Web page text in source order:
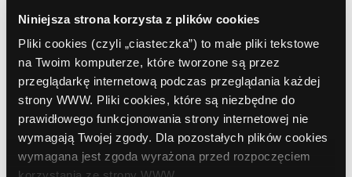
Niniejsza strona korzysta z plików cookies
Pliki cookies (czyli „ciasteczka”) to małe pliki tekstowe
na Twoim komputerze, które tworzone są przez
przeglądarkę internetową podczas przeglądania każdej
strony WWW. Pliki cookies, które są niezbędne do
prawidłowego funkcjonowania strony internetowej nie
wymagają Twojej zgody. Dla pozostałych plików cookies
wymagana jest zgoda wyrażona przed rozpoczęciem
Bank Millennium S.A. , Włocławek, Promienna
11
eCard, Włocławek, Cmentarna 10 (Supermarket
"Real")
12